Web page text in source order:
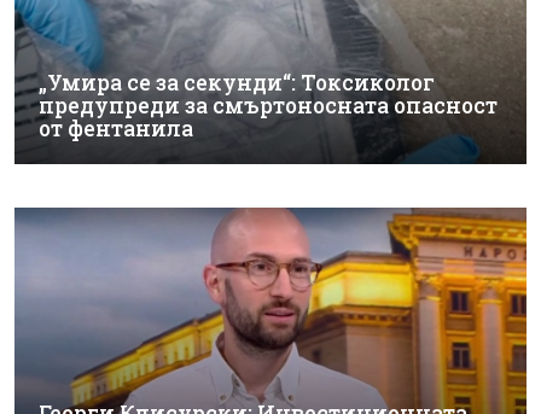
„Умира се за секунди“: Токсиколог
предупреди за смъртоносната опасност
от фентанила